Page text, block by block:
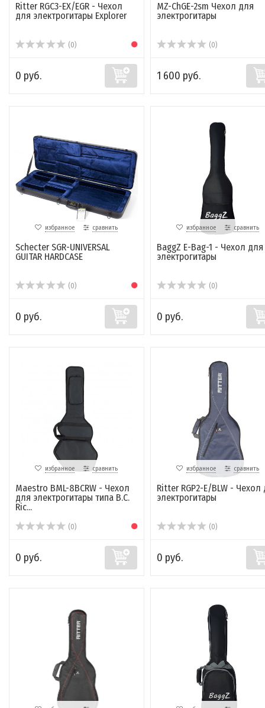
Ritter RGC3-EX/EGR - Чехол
для электрогитары Explorer
(0)
0 руб.
MZ-ChGE-2sm Чехол для
электрогитары
(0)
1 600 руб.
избранное сравнить
Schecter SGR-UNIVERSAL
GUITAR HARDCASE
(0)
0 руб.
избранное сравнить
BaggZ E-Bag-1 - Чехол для
электрогитары
(0)
0 руб.
избранное сравнить
Maestro BML-8BCRW - Чехол
для электрогитары типа B.C.
Ric...
(0)
0 руб.
избранное сравнить
Ritter RGP2-E/BLW - Чехол
электрогитары
(0)
0 руб.